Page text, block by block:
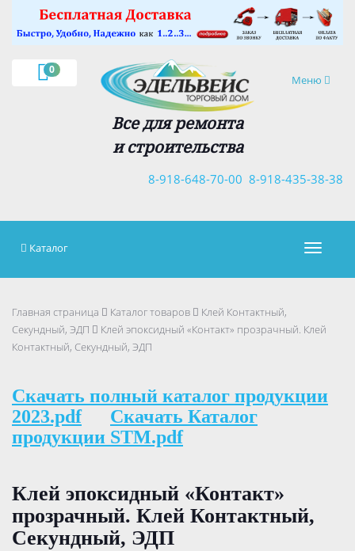
0
Навигация
Меню
Все для ремонта
и строительства
8-918-435-38-38
8-918-648-70-00
×
Каталог
Главная страница Каталог товаров
Клей Контактный,
Секундный, ЭДП
Клей эпоксидный «Контакт» прозрачный. Клей
Контактный, Секундный, ЭДП
Скачать полный каталог продукции
2023.pdf
Скачать Каталог
продукции STM.pdf
Клей эпоксидный «Контакт»
прозрачный. Клей Контактный,
Секундный, ЭДП